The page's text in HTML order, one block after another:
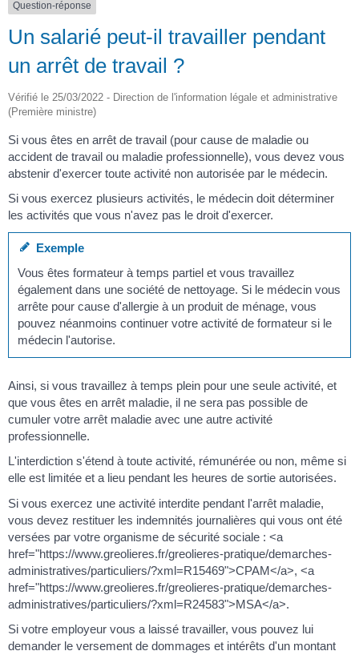
Question-réponse
Un salarié peut-il travailler pendant
un arrêt de travail ?
Vérifié le 25/03/2022 - Direction de l'information légale et administrative
(Première ministre)
Si vous êtes en arrêt de travail (pour cause de maladie ou
accident de travail ou maladie professionnelle), vous devez vous
abstenir d'exercer toute activité non autorisée par le médecin.
Si vous exercez plusieurs activités, le médecin doit déterminer
les activités que vous n'avez pas le droit d'exercer.
Exemple
Vous êtes formateur à temps partiel et vous travaillez
également dans une société de nettoyage. Si le médecin vous
arrête pour cause d'allergie à un produit de ménage, vous
pouvez néanmoins continuer votre activité de formateur si le
médecin l'autorise.
Ainsi, si vous travaillez à temps plein pour une seule activité, et
que vous êtes en arrêt maladie, il ne sera pas possible de
cumuler votre arrêt maladie avec une autre activité
professionnelle.
L'interdiction s'étend à toute activité, rémunérée ou non, même si
elle est limitée et a lieu pendant les heures de sortie autorisées.
Si vous exercez une activité interdite pendant l'arrêt maladie,
vous devez restituer les indemnités journalières qui vous ont été
versées par votre organisme de sécurité sociale : <a
href="https://www.greolieres.fr/greolieres-pratique/demarches-
administratives/particuliers/?xml=R15469">CPAM</a>, <a
href="https://www.greolieres.fr/greolieres-pratique/demarches-
administratives/particuliers/?xml=R24583">MSA</a>.
Si votre employeur vous a laissé travailler, vous pouvez lui
demander le versement de dommages et intérêts d'un montant